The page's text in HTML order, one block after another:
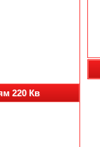
220 Кв